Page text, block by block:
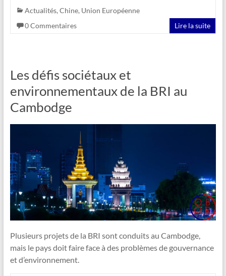
Actualités, Chine, Union Européenne
0 Commentaires
Lire la suite
Les défis sociétaux et
environnementaux de la BRI au
Cambodge
Plusieurs projets de la BRI sont conduits au Cambodge,
mais le pays doit faire face à des problèmes de gouvernance
et d’environnement.